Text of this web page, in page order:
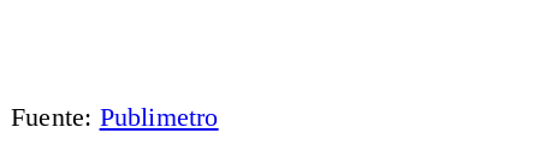
Fuente: Publimetro